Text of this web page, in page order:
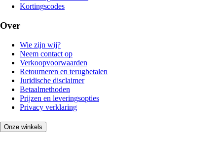
Kortingscodes
Over
Wie zijn wij?
Neem contact op
Verkoopvoorwaarden
Retourneren en terugbetalen
Juridische disclaimer
Betaalmethoden
Prijzen en leveringsopties
Privacy verklaring
Onze winkels